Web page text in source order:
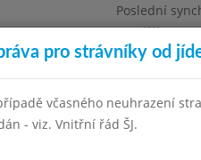
Poslední
Pondělí
Omezení
škola, Praha 4, Ohradní 49
pro strávníky od
včasného neuhrazení
- viz. Vnitřní řád ŠJ.